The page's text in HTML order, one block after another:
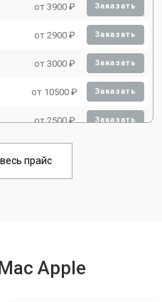
от 3900 ₽ Заказать
от 2900 ₽ Заказать
от 3000 ₽ Заказать
от 10500 ₽ Заказать
от 2500 ₽ Заказать
прайс
Apple